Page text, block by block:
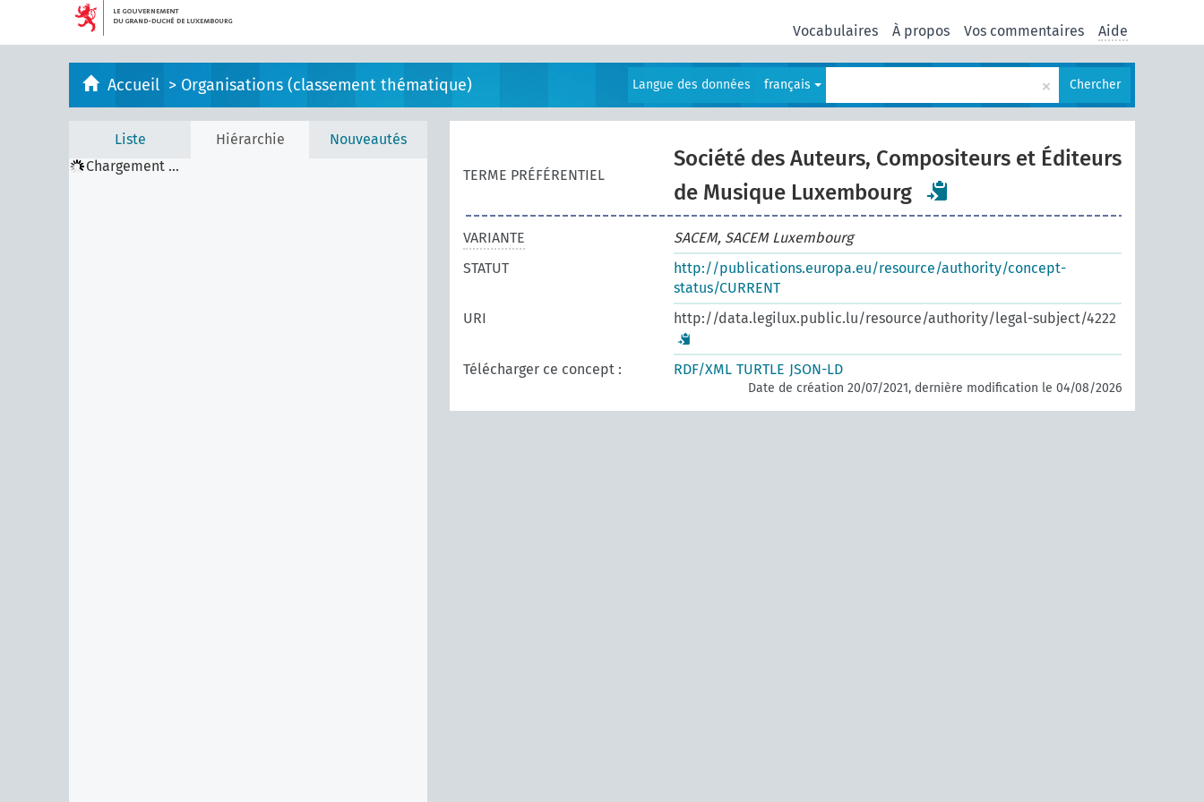
Vocabulaires À propos Vos commentaires Aide
Accueil > Organisations (classement thématique) Langue des données français × Chercher
Liste Hiérarchie
Nouveautés
Chargement ...
TERME PRÉFÉRENTIEL
Société des Auteurs, Compositeurs et Éditeurs
de Musique Luxembourg
VARIANTE
SACEM, SACEM Luxembourg
STATUT
http://publications.europa.eu/resource/authority/concept-
status/CURRENT
URI
http://data.legilux.public.lu/resource/authority/legal-subject/4222
Télécharger ce concept : RDF/XML TURTLE JSON-LD
Date de création 20/07/2021, dernière modification le 04/08/2026